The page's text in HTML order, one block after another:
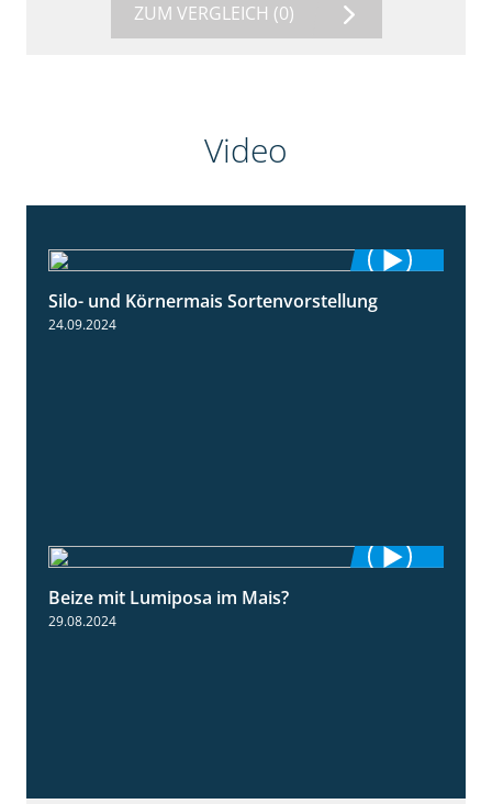
ZUM VERGLEICH (0)
Video
4:26
Silo- und Körnermais Sortenvorstellung
24.09.2024
Beize mit Lumiposa im Mais?
29.08.2024